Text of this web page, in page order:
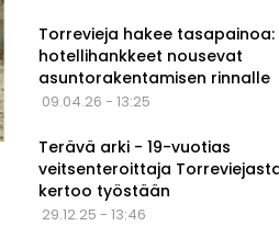
Torrevieja hakee tasapainoa:
hotellihankkeet nousevat
asuntorakentamisen rinnalle
09.04.26 - 13:25
Terävä arki - 19-vuotias
veitsenteroittaja
kertoo työstään
29.12.25 - 13:46